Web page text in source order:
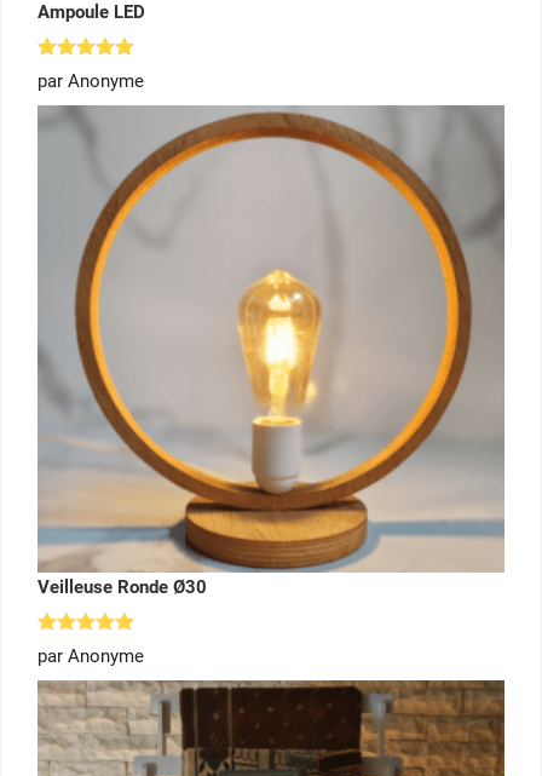
Ampoule LED
Note
sur 5
par Anonyme
Veilleuse Ronde Ø30
Note
sur 5
par Anonyme